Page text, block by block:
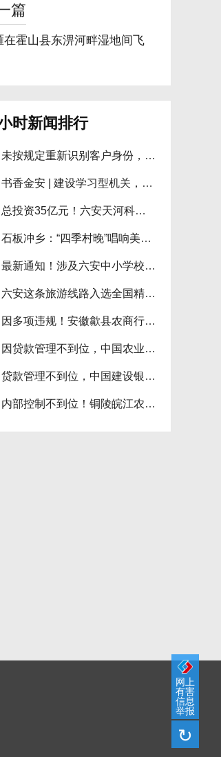
篇
在霍山县东淠河畔湿地间飞
时新闻排行
未按规定重新识别客户身份，安徽明光农商行
书香金安 | 建设学习型机关，孙岗这样做！
总投资35亿元！六安天河科技学院项目开工！
石板冲乡：“四季村晚”唱响美好新生活
最新通知！涉及六安中小学校伙食费
六安这条旅游线路入选全国精品!
因多项违规！安徽歙县农商行合计被罚110万
因贷款管理不到位，中国农业银行砀山支行被
贷款管理不到位，中国建设银行股份砀山支行
内部控制不到位！铜陵皖江农村商行被罚35万
网上
有害
信息
举报
↻